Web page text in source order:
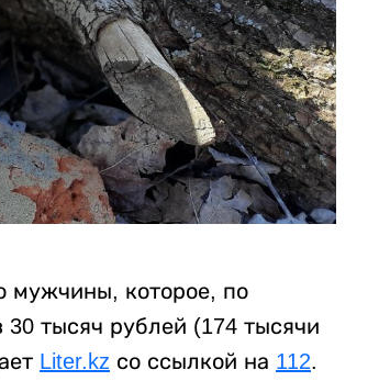
мужчины, которое, по
тысяч рублей (174 тысячи
Liter.kz со ссылкой на 112.